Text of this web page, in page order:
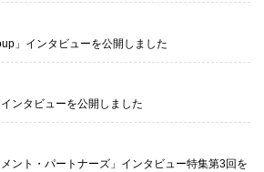
」インタビューを公開しました
ンタビューを公開しました
メント・パートナーズ」インタビュー特集第3回を